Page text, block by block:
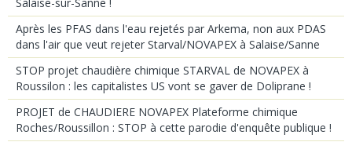
Salaise-sur-Sanne !
Après les PFAS dans l'eau rejetés par Arkema, non aux PDAS
dans l'air que veut rejeter Starval/NOVAPEX à Salaise/Sanne
STOP projet chaudière chimique STARVAL de NOVAPEX à
Roussilon : les capitalistes US vont se gaver de Doliprane !
PROJET de CHAUDIERE NOVAPEX Plateforme chimique
Roches/Roussillon : STOP à cette parodie d'enquête publique !